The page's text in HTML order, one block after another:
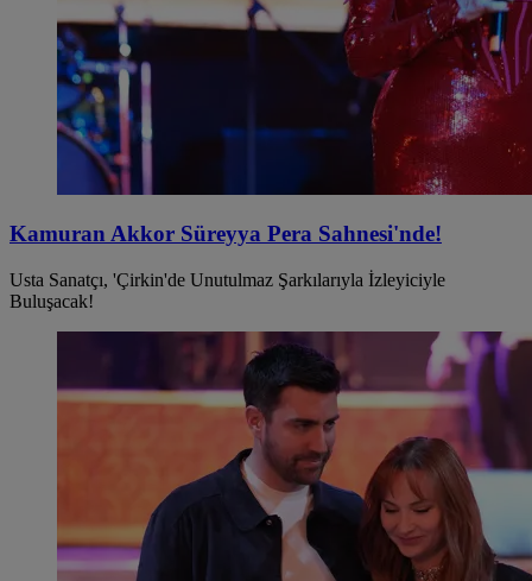
Kamuran Akkor Süreyya Pera Sahnesi'nde!
Usta Sanatçı, 'Çirkin'de Unutulmaz Şarkılarıyla İzleyiciyle
Buluşacak!